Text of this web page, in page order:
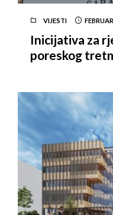
VIJESTI FEBRUAR
Inicijativa za
poreskog